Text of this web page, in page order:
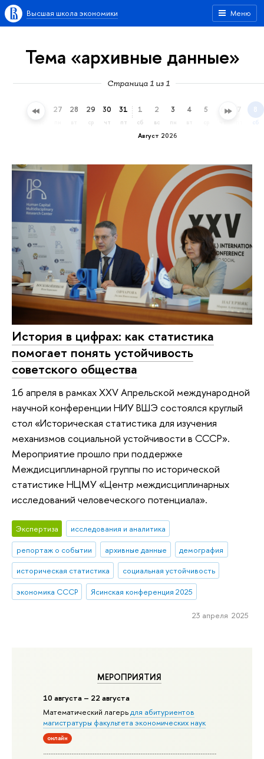
Меню
Высшая школа экономики
Тема «архивные данные»
Страница 1 из 1
26 27 28 29
ср
30
чт
31
пт
Август 2026
1
сб
2
вс
3
пн
4 5 6 7 8
сб
МЕРОПРИЯТИЯ
10 августа – 22 августа
Математический лагерьдля абитуриентов
магистратуры факультета экономических наук
онлайн
История в цифрах: как статистика
помогает понять устойчивость
советского общества
16 апреля в рамках XXV Апрельской международной
научной конференции НИУ ВШЭ состоялся круглый
стол «Историческая статистика для изучения
механизмов социальной устойчивости в СССР».
Мероприятие прошло при поддержке
Междисциплинарной группы по исторической
статистике НЦМУ «Центр междисциплинарных
исследований человеческого потенциала».
Экспертиза
исследования и аналитика
репортаж о событии
архивные данные
демография
историческая статистика
социальная устойчивость
экономика СССР
Ясинская конференция 2025
23 апреля 2025